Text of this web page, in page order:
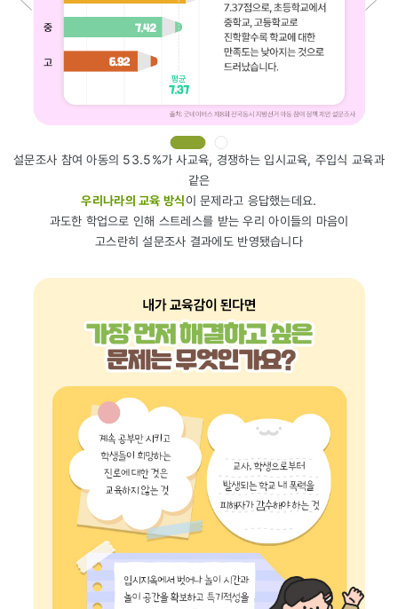
설문조사 참여 아동의 53.5%가 사교육, 경쟁하는 입시교육, 주입식 교육과
같은
우리나라의 교육 방식이 문제라고 응답했는데요.
과도한 학업으로 인해 스트레스를 받는 우리 아이들의 마음이
고스란히 설문조사 결과에도 반영됐습니다